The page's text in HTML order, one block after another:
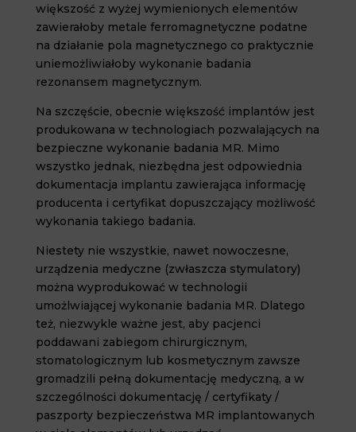
większość z wyżej wymienionych elementów
zawierałoby metale ferromagnetyczne podatne
na działanie pola magnetycznego co praktycznie
uniemożliwiałoby wykonanie badania
rezonansem magnetycznym.
Na szczęście, obecnie większość implantów jest
produkowana w technologiach pozwalających na
bezpieczne wykonanie badania MR. Mimo
wszystko jednak, niezbędna jest odpowiednia
dokumentacja implantu zawierająca informację
producenta i certyfikat dopuszczający możliwość
wykonania takiego badania.
Niestety nie wszystkie, nawet nowoczesne,
urządzenia medyczne (zwłaszcza stymulatory)
można wyprodukować w technologii
umożlwiającej wykonanie badania MR. Dlatego
też, niezwykle ważne jest, aby pacjenci
poddawani zabiegom chirurgicznym,
stomatologicznym lub kosmetycznym zawsze
gromadzili pełną dokumentację medyczną, a w
szczególności dokumentację / certyfikaty /
paszporty bezpieczeństwa MR implantowanych